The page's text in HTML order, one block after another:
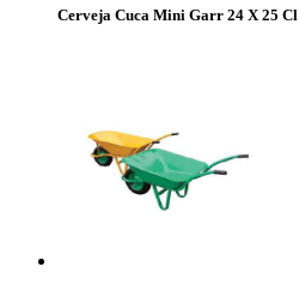
Cerveja Cuca Mini Garr 24 X 25 Cl